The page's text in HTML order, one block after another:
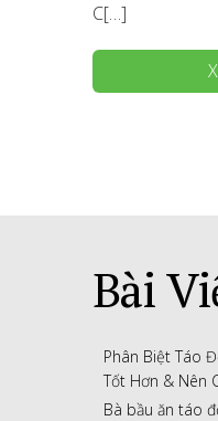
C[…]
Bài
Phân Biệt Táo
Tốt Hơn & Nên
Bà bầu ăn táo